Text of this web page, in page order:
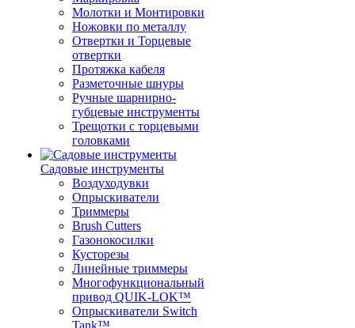
Молотки и Монтировки
Ножовки по металлу
Отвертки и Торцевые
отвертки
Протяжка кабеля
Разметочные шнуры
Ручные шарнирно-
губцевые инструменты
Трещотки с торцевыми
головками
Садовые инструменты
Воздуходувки
Опрыскиватели
Триммеры
Brush Cutters
Газонокосилки
Кусторезы
Линейные триммеры
Многофункциональный
привод QUIK-LOK™
Опрыскиватели Switch
Tank™